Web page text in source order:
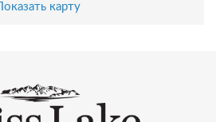
Показать карту